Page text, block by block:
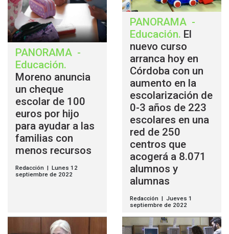
PANORAMA -
Educación.
Moreno anuncia
un cheque
escolar de 100
euros por hijo
para ayudar a las
familias con
menos recursos
Redacción | Lunes 12
septiembre de 2022
PANORAMA -
Educación. El
nuevo curso
arranca hoy en
Córdoba con un
aumento en la
escolarización de
0-3 años de 223
escolares en una
red de 250
centros que
acogerá a 8.071
alumnos y
alumnas
Redacción | Jueves 1
septiembre de 2022